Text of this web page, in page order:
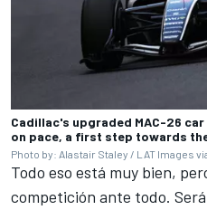
Cadillac's upgraded MAC-26
on pace, a first step towards
Photo by: Alastair Staley / LAT Images
Todo eso está muy bien,
competición ante todo.